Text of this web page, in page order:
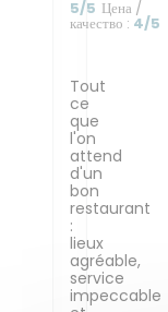
5/5 Цена /
качество : 4/5
Tout
ce
que
l'on
attend
d'un
bon
restaurant
:
lieux
agréable,
service
impeccable